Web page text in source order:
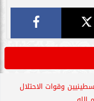
وقوات الاحتلال